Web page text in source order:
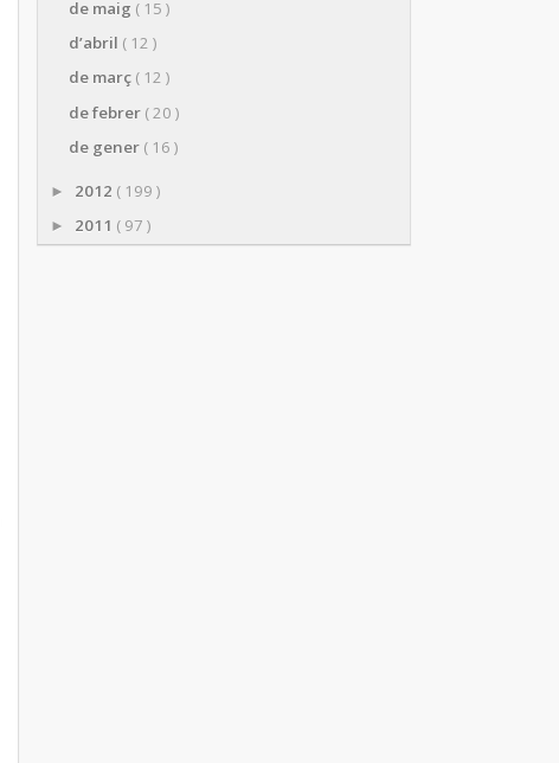
de maig ( 15 )
d’abril ( 12 )
de març ( 12 )
de febrer ( 20 )
de gener ( 16 )
► 2012 ( 199 )
► 2011 ( 97 )